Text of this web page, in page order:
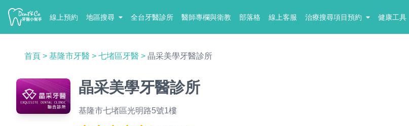
線上預約 地區搜尋 全台牙醫診所 醫師專欄與衛教 部落格 線上客服 治療搜尋項目預約 健康工具
首頁 > 基隆市牙醫 > 七堵區牙醫 > 晶采美學牙醫診所
晶采美學牙醫診所
基隆市七堵區光明路5號1樓